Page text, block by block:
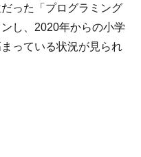
った「プログラミング
し、2020年からの小学
っている状況が見られ